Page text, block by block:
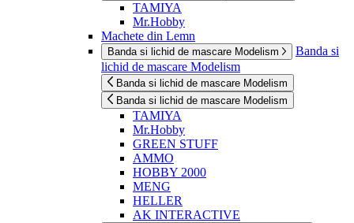
TAMIYA
Mr.Hobby
Machete din Lemn
Banda si lichid de mascare Modelism
Banda si
lichid de mascare Modelism
Banda si lichid de mascare Modelism
Banda si lichid de mascare Modelism
TAMIYA
Mr.Hobby
GREEN STUFF
AMMO
HOBBY 2000
MENG
HELLER
AK INTERACTIVE